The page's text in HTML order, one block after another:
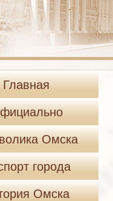
Главная
Омска
города
Омска